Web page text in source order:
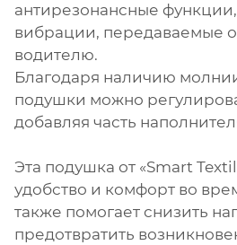
антирезонансные
вибрации, передаваемые
водителю.
Благодаря наличию
подушки можно
добавляя часть
Эта подушка от «Smart
удобство и комфорт во
также помогает снизить
предотвратить